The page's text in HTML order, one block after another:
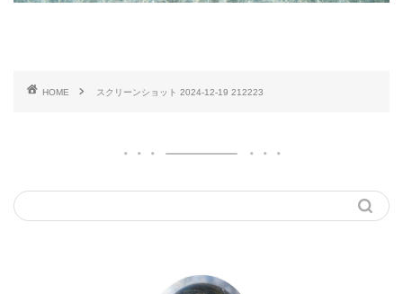
HOME スクリーンショット 2024-12-19 212223